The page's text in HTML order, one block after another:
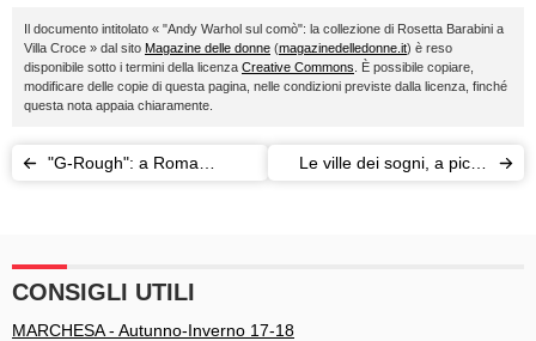
Il documento intitolato « "Andy Warhol sul comò": la collezione di Rosetta Barabini a
Villa Croce » dal sito Magazine delle donne (magazinedelledonne.it) è reso
disponibile sotto i termini della licenza Creative Commons . È possibile copiare,
modificare delle copie di questa pagina, nelle condizioni previste dalla licenza, finché
questa nota appaia chiaramente.
"G-Rough": a Roma
Le ville dei sogni, a picco
CONSIGLI UTILI
MARCHESA - Autunno-Inverno 17-18